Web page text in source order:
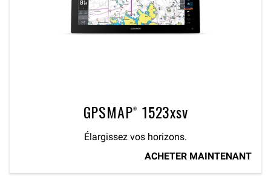
GPSMAP® 1523xsv
Élargissez vos horizons.
ACHETER MAINTENANT